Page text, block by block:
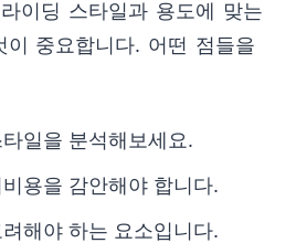
이딩 스타일과 용도에 맞는
이 중요합니다. 어떤 점들을
일을 분석해보세요.
용을 감안해야 합니다.
해야 하는 요소입니다.